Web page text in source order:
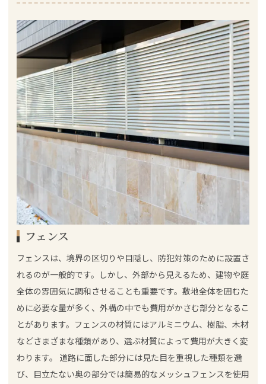
フェンス
フェンスは、境界の区切りや目隠し、防犯対策のために設置さ
れるのが一般的です。しかし、外部から見えるため、建物や庭
全体の雰囲気に調和させることも重要です。敷地全体を囲むた
めに必要な量が多く、外構の中でも費用がかさむ部分となるこ
とがあります。フェンスの材質にはアルミニウム、樹脂、木材
などさまざまな種類があり、選ぶ材質によって費用が大きく変
わります。 道路に面した部分には見た目を重視した種類を選
び、目立たない奥の部分では簡易的なメッシュフェンスを使用